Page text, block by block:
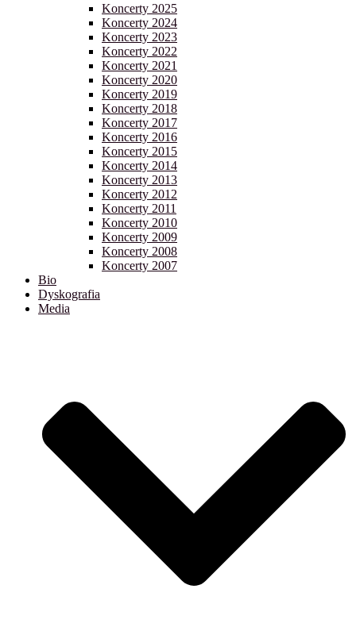
Koncerty 2025
Koncerty 2024
Koncerty 2023
Koncerty 2022
Koncerty 2021
Koncerty 2020
Koncerty 2019
Koncerty 2018
Koncerty 2017
Koncerty 2016
Koncerty 2015
Koncerty 2014
Koncerty 2013
Koncerty 2012
Koncerty 2011
Koncerty 2010
Koncerty 2009
Koncerty 2008
Koncerty 2007
Bio
Dyskografia
Media